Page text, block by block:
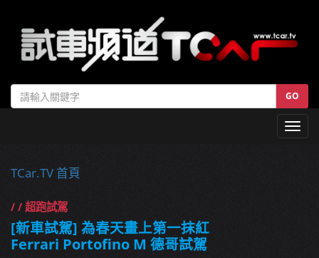
GO
TCar.TV 首頁
/ / 超跑試駕
[新車試駕] 為春天畫上第一抹紅
Ferrari Portofino M 德哥試駕